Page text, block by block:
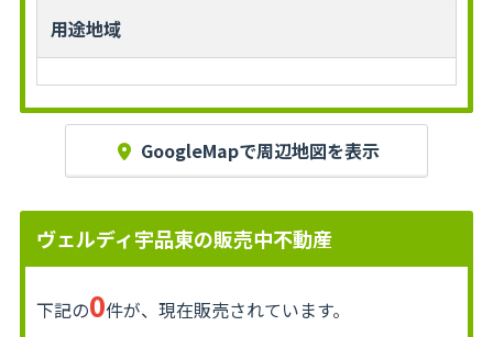
用途地域
GoogleMapで周辺地図を表示
ヴェルディ宇品東の販売中不動産
下記の0件が、現在販売されています。